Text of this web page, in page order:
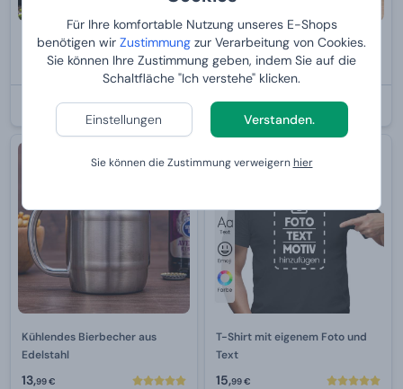
Für Ihre komfortable Nutzung unseres E-Shops
benötigen wir Zustimmung zur Verarbeitung von Cookies.
Sie können Ihre Zustimmung geben, indem Sie auf die
Schaltfläche "Ich verstehe" klicken.
Einstellungen Verstanden.
Sie können die Zustimmung verweigernhier
KPZ mit Hausbrauerei Premium
129,
BEI IHNEN:12.8.2026
Manboxeo für Angler
Von99,99 €
Kühlendes Bierbecher aus
Edelstahl
13,99 €
T-Shirt mit eigenem Foto und
Text
15,99 €